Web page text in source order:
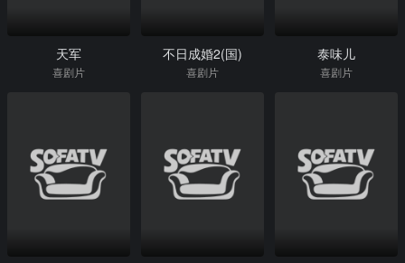
天军
喜剧片
不日成婚2(国)
喜剧片
泰味儿
喜剧片